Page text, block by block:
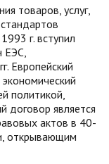
товаров, услуг,
г. вступил
ЕЭС,
Европейский
политикой,
договор является
актов в 40-
открывающим